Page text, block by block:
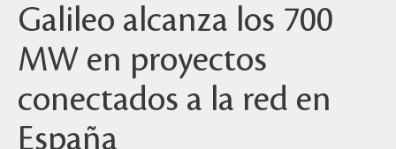
Galileo alcanza los 700
MW en proyectos
conectados a la red en
España